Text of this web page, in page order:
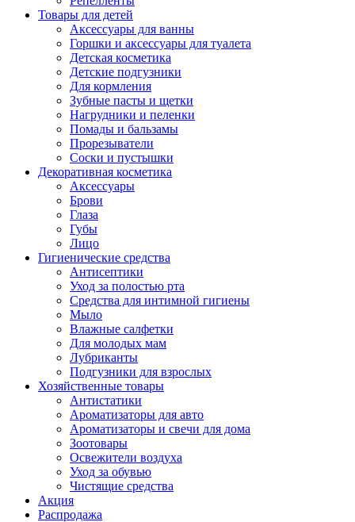
Товары для детей
Аксессуары для ванны
Горшки и аксессуары для туалета
Детская косметика
Детские подгузники
Для кормления
Зубные пасты и щетки
Нагрудники и пеленки
Помады и бальзамы
Прорезыватели
Соски и пустышки
Декоративная косметика
Аксессуары
Брови
Глаза
Губы
Лицо
Гигиенические средства
Антисептики
Уход за полостью рта
Средства для интимной гигиены
Мыло
Влажные салфетки
Для молодых мам
Лубриканты
Подгузники для взрослых
Хозяйственные товары
Антистатики
Ароматизаторы для авто
Ароматизаторы и свечи для дома
Зоотовары
Освежители воздуха
Уход за обувью
Чистящие средства
Акция
Распродажа